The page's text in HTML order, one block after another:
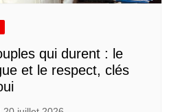
qui durent : le
et le respect, clés